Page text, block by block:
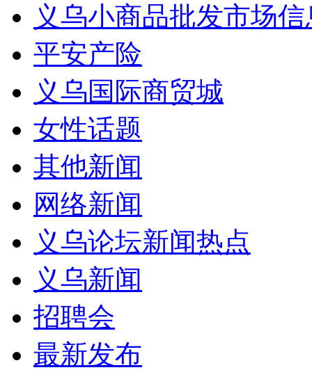
义乌小商品批发市场
平安产险
义乌国际商贸城
女性话题
其他新闻
网络新闻
义乌论坛新闻热点
义乌新闻
招聘会
最新发布